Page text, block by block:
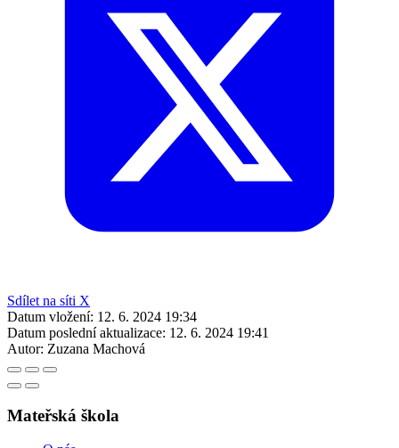
Sdílet na síti X
Datum vložení: 12. 6. 2024 19:34
Datum poslední aktualizace: 12. 6. 2024 19:41
Autor: Zuzana Machová
Mateřská škola